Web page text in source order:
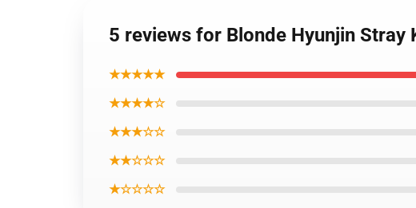
5 reviews for Blonde Hyunjin Stray
★★★★★
★★★★☆
★★★☆☆
★★☆☆☆
★☆☆☆☆